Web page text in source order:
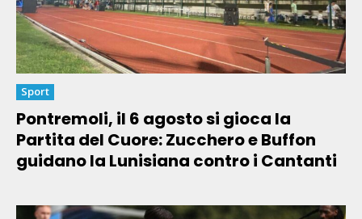
Sport
Pontremoli, il 6 agosto si gioca la
Partita del Cuore: Zucchero e Buffon
guidano la Lunisiana contro i Cantanti